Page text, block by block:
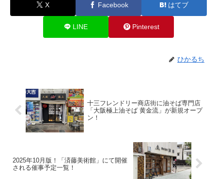
X Facebook はてブ
LINE Pinterest
ひかるち
十三フレンドリー商店街に油そば専門店
「大阪極上油そば 黄金流」が新規オープ
ン！
2025年10月版！「済藤美術館」にて開催
される催事予定一覧！